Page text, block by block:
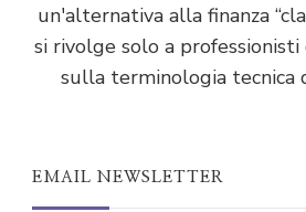
un'alternativa alla finanza
si rivolge solo a professionisti
sulla terminologia tecnica
EMAIL NEWSLETTER